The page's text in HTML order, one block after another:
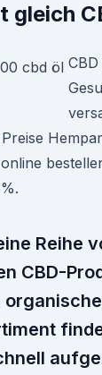
gleich
Reihe
CBD-